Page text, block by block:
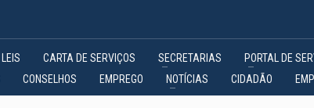
LEIS CARTA DE SERVIÇOS SECRETARIAS PORTAL DE
CONSELHOS EMPREGO NOTÍCIAS CIDADÃO